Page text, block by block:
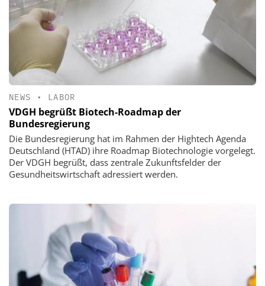
NEWS • LABOR
VDGH begrüßt Biotech-Roadmap der
Bundesregierung
Die Bundesregierung hat im Rahmen der Hightech Agenda
Deutschland (HTAD) ihre Roadmap Biotechnologie vorgelegt.
Der VDGH begrüßt, dass zentrale Zukunftsfelder der
Gesundheitswirtschaft adressiert werden.